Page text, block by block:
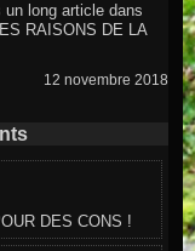
long article dans
RAISONS DE LA
12 novembre 2018
DES CONS !